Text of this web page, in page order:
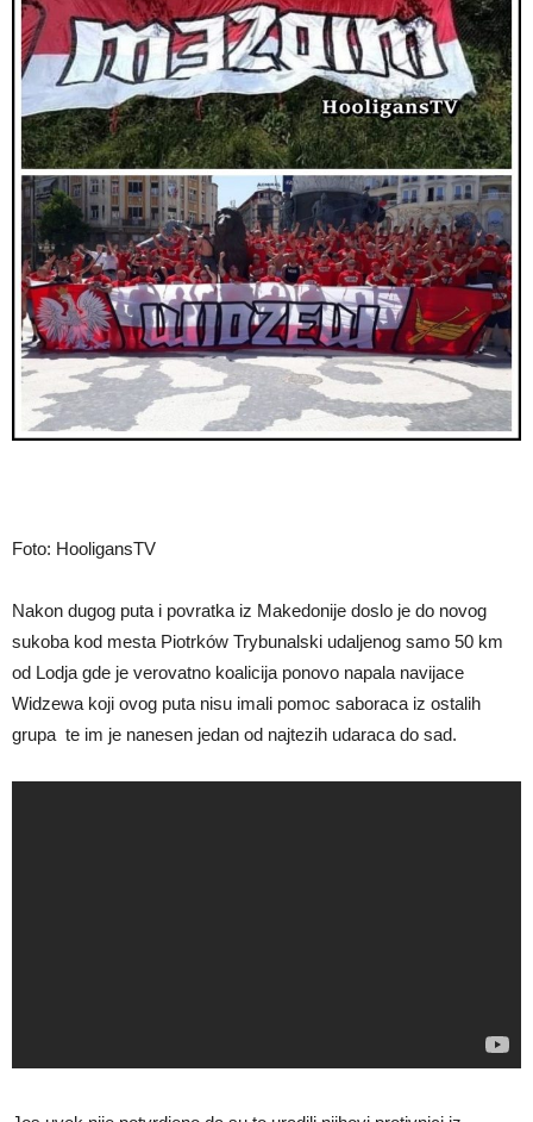
Foto: HooligansTV
Nakon dugog puta i povratka iz Makedonije doslo je do novog
sukoba kod mesta Piotrków Trybunalski udaljenog samo 50 km
od Lodja gde je verovatno koalicija ponovo napala navijace
Widzewa koji ovog puta nisu imali pomoc saboraca iz ostalih
grupa te im je nanesen jedan od najtezih udaraca do sad.